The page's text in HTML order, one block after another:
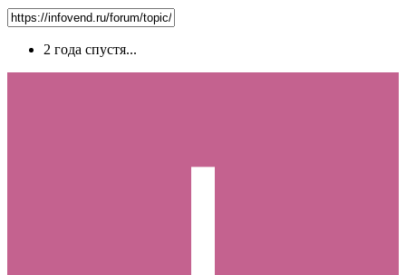
2 года спустя...